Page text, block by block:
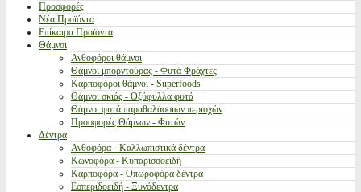
Προσφορές
Νέα Προϊόντα
Επίκαιρα Προϊόντα
Θάμνοι
Ανθοφόροι θάμνοι
Θάμνοι μπορντούρας - Φυτά Φράχτες
Καρποφόροι θάμνοι - Superfoods
Θάμνοι σκιάς - Οξύφυλλα φυτά
Θάμνοι φυτά παραθαλάσσιων περιοχών
Προσφορές Θάμνων - Φυτών
Δέντρα
Ανθοφόρα - Καλλωπιστικά δέντρα
Κωνοφόρα - Κυπαρισσοειδή
Καρποφόρα - Οπωροφόρα δέντρα
Εσπεριδοειδή - Ξυνόδεντρα